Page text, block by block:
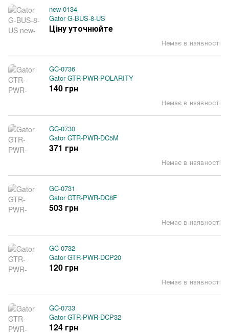
new-0134
Gator G-BUS-8-US
Немає в наявності
Ціну уточнюйте
GC-0736
Gator GTR-PWR-POLARITY
Немає в наявності
140 грн
GC-0730
Gator GTR-PWR-DC5M
Немає в наявності
371 грн
GC-0731
Gator GTR-PWR-DC8F
Немає в наявності
503 грн
GC-0732
Gator GTR-PWR-DCP20
Немає в наявності
120 грн
GC-0733
Gator GTR-PWR-DCP32
124 грн